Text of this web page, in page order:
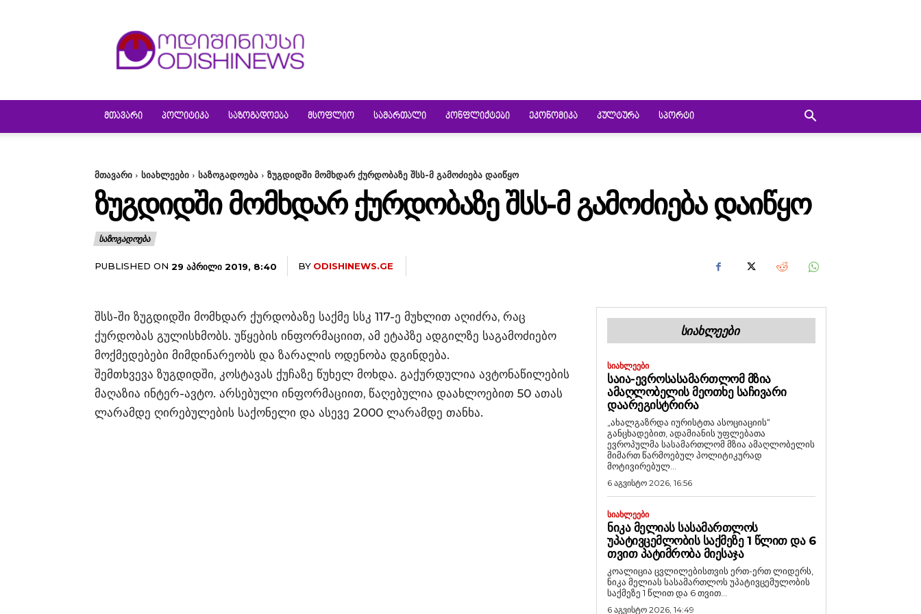
ᲛᲗᲐᲕᲐᲠᲘ ᲞᲝᲚᲘᲢᲘᲙᲐ ᲡᲐᲖᲝᲒᲐᲓᲝᲔᲑᲐ ᲛᲡᲝᲤᲚᲘᲝ ᲡᲐᲛᲐᲠᲗᲐᲚᲘ ᲙᲝᲜᲤᲚᲘᲥᲢᲔᲑᲘ ᲔᲙᲝᲜᲝᲛᲘᲙᲐ ᲙᲣᲚᲢᲣᲠᲐ ᲡᲞᲝᲠᲢᲘ
მთავარი სიახლეები საზოგადოება ზუგდიდში მომხდარ ქურდობაზე შსს-მ გამოძიება დაიწყო
ᲖᲣᲒᲓᲘᲓᲨᲘ ᲛᲝᲛᲮᲓᲐᲠ ᲥᲣᲠᲓᲝᲑᲐᲖᲔ ᲨᲡᲡ-Მ ᲒᲐᲛᲝᲫᲘᲔᲑᲐ ᲓᲐᲘᲬᲧᲝ
ᲡᲐᲖᲝᲒᲐᲓᲝᲔᲑᲐ
PUBLISHED ON 29 ᲐᲞᲠᲘᲚᲘ 2019, 8:40 BY ODISHINEWS.GE
შსს-ში ზუგდიდში მომხდარ ქურდობაზე საქმე სსკ 117-ე მუხლით აღიძრა, რაც
ქურდობას გულისხმობს. უწყების ინფორმაციით, ამ ეტაპზე ადგილზე საგამოძიებო
მოქმედებები მიმდინარეობს და ზარალის ოდენობა დგინდება.
შემთხვევა ზუგდიდში, კოსტავას ქუჩაზე წუხელ მოხდა. გაქურდულია ავტონაწილების
მაღაზია ინტერ-ავტო. არსებული ინფორმაციით, წაღებულია დაახლოებით 50 ათას
ლარამდე ღირებულების საქონელი და ასევე 2000 ლარამდე თანხა.
ᲡᲘᲐᲮᲚᲔᲔᲑᲘ
ᲡᲘᲐᲮᲚᲔᲔᲑᲘ
ᲡᲐᲘᲐ-ᲔᲕᲠᲝᲡᲐᲡᲐᲛᲐᲠᲗᲚᲝᲛ ᲛᲖᲘᲐ
ᲐᲛᲐᲦᲚᲝᲑᲔᲚᲘᲡ ᲛᲔᲝᲗᲮᲔ ᲡᲐᲩᲘᲕᲐᲠᲘ
ᲓᲐᲐᲠᲔᲒᲘᲡᲢᲠᲘᲠᲐ
„ახალგაზრდა იურისტთა ასოციაციის“
განცხადებით, ადამიანის უფლებათა
ევროპულმა სასამართლომ მზია ამაღლობელის
მიმართ წარმოებულ პოლიტიკურად
მოტივირებულ...
6 აგვისტო 2026, 16:56
ᲡᲘᲐᲮᲚᲔᲔᲑᲘ
ᲜᲘᲙᲐ ᲛᲔᲚᲘᲐᲡ ᲡᲐᲡᲐᲛᲐᲠᲗᲚᲝᲡ
ᲣᲞᲐᲢᲘᲕᲪᲔᲛᲚᲝᲑᲘᲡ ᲡᲐᲥᲛᲔᲖᲔ 1 ᲬᲚᲘᲗ ᲓᲐ 6
ᲗᲕᲘᲗ ᲞᲐᲢᲘᲛᲠᲝᲑᲐ ᲛᲘᲔᲡᲐᲯᲐ
კოალიცია ცვლილებისთვის ერთ-ერთ ლიდერს,
ნიკა მელიას სასამართლოს უპატივცემულობის
საქმეზე 1 წლით და 6 თვით...
6 აგვისტო 2026, 14:49